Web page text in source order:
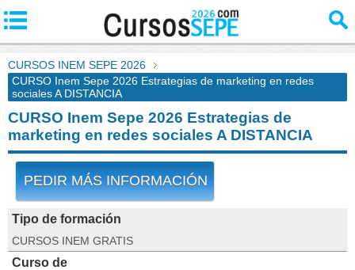
CURSOS INEM SEPE 2026
CURSO Inem Sepe 2026 Estrategias de marketing en redes
sociales A DISTANCIA
CURSO Inem Sepe 2026 Estrategias de
marketing en redes sociales A DISTANCIA
PEDIR MÁS INFORMACIÓN
Tipo de formación
CURSOS INEM GRATIS
Curso de